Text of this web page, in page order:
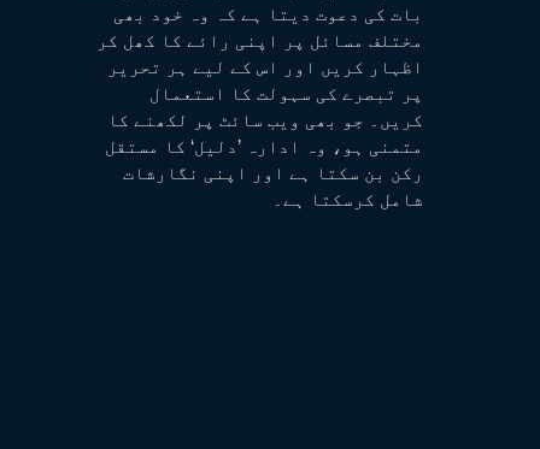
بات کی دعوت دیتا ہے کہ وہ خود بھی
مختلف مسائل پر اپنی رائے کا کھل کر
اظہار کریں اور اس کے لیے ہر تحریر
پر تبصرے کی سہولت کا استعمال
کریں۔ جو بھی ویب سائٹ پر لکھنے کا
متمنی ہو، وہ ادارہ ’دلیل‘ کا مستقل
رکن بن سکتا ہے اور اپنی نگارشات
شامل کرسکتا ہے۔